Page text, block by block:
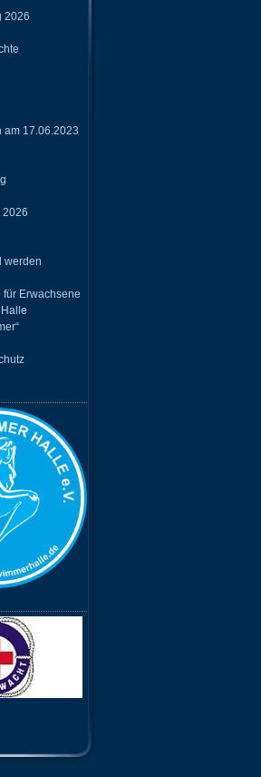
2026
am 17.06.2023
2026
werden
Erwachsene